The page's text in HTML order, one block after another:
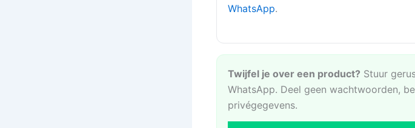
WhatsApp.
Twijfel je over een product? Stuur
WhatsApp. Deel geen wachtwoorden,
privégegevens.